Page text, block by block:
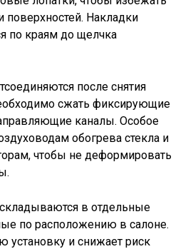
Накладки
по краям до щелчка
после снятия
сжать фиксирующие
каналы. Особое
обогрева стекла и
чтобы не деформировать
в отдельные
по расположению в салоне.
установку и снижает риск